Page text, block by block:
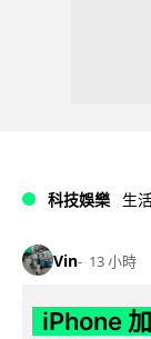
科技娛樂 生
Vin 13 小時
iPhone